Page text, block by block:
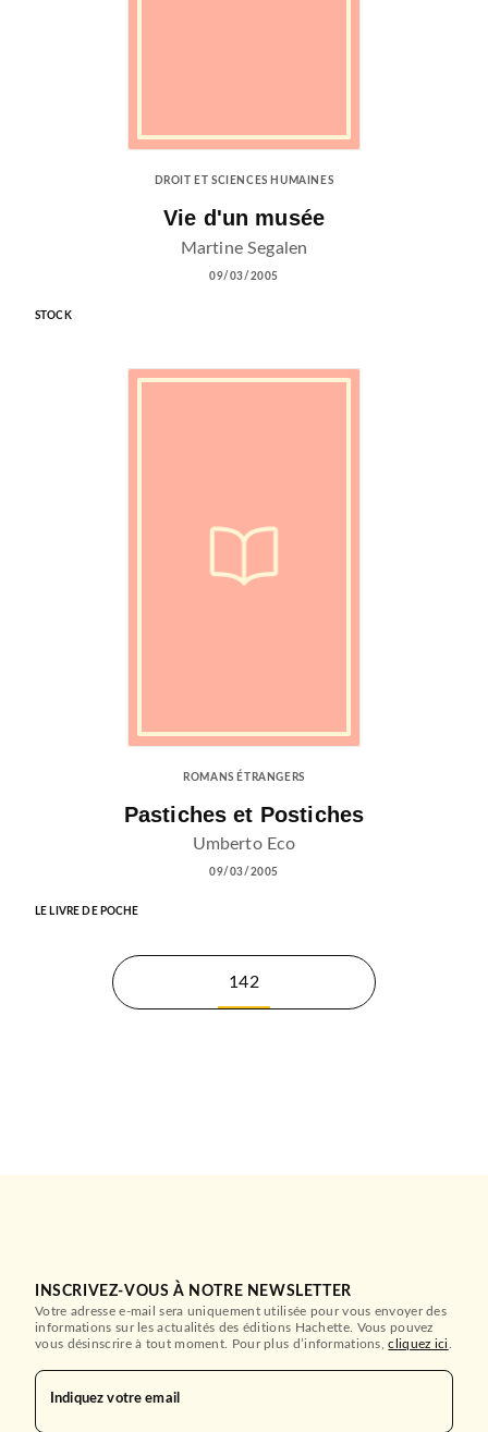
DROIT ET SCIENCES HUMAINES
Vie d'un musée
Martine Segalen
09/03/2005
STOCK
ROMANS ÉTRANGERS
Pastiches et Postiches
Umberto Eco
09/03/2005
LE LIVRE DE POCHE
142
INSCRIVEZ-VOUS À NOTRE NEWSLETTER
Votre adresse e-mail sera uniquement utilisée pour vous envoyer des
informations sur les actualités des éditions Hachette. Vous pouvez
vous désinscrire à tout moment. Pour plus d’informations,cliquez ici.
Indiquez votre email